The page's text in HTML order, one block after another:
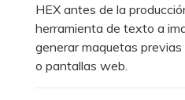
HEX antes de la
herramienta de texto a
generar maquetas
o pantallas web.